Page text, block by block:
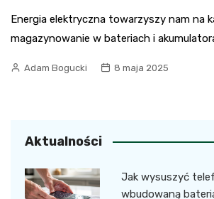
Energia elektryczna towarzyszy nam na
magazynowanie w bateriach i
Adam Bogucki 8 maja 2025
Aktualności
Jak wysuszyć
wbudowaną